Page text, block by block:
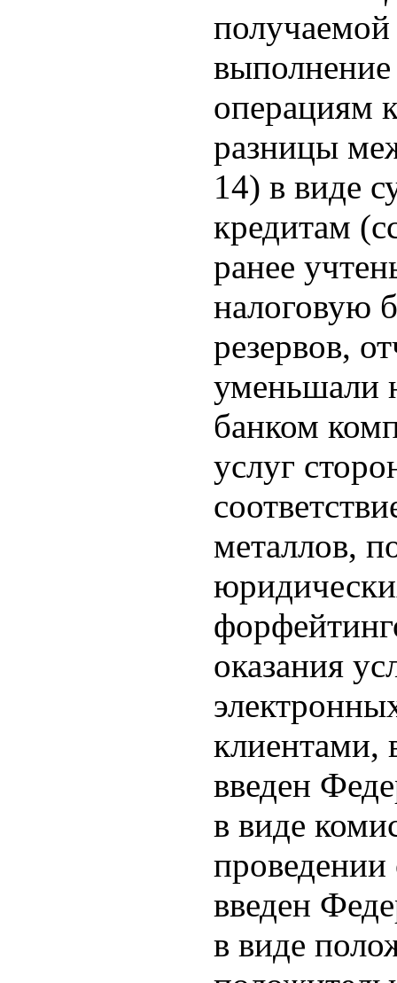
получаемой
операциям
разницы
14) в виде
кредитам
ранее
налоговую
резервов,
уменьшали
банком
услуг
металлов,
оказания
клиентами,
введен
в виде
введен
в виде